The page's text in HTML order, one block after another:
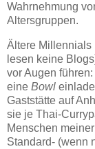
Wahrnehmung
Altersgruppen.
Ältere Millennials
lesen keine
vor Augen
eine Bowl
Gaststätte auf
sie je Thai-
Menschen
Standard- (wenn